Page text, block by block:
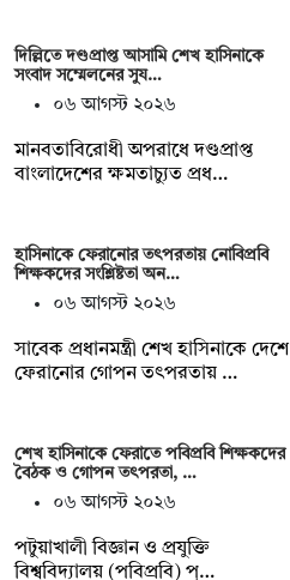
দিল্লিতে দণ্ডপ্রাপ্ত আসামি শেখ হাসিনাকে
সংবাদ সম্মেলনের সুয…
০৬ আগস্ট ২০২৬
মানবতাবিরোধী অপরাধে দণ্ডপ্রাপ্ত
বাংলাদেশের ক্ষমতাচ্যুত প্রধ…
হাসিনাকে ফেরানোর তৎপরতায় নোবিপ্রবি
শিক্ষকদের সংশ্লিষ্টতা অন…
০৬ আগস্ট ২০২৬
সাবেক প্রধানমন্ত্রী শেখ হাসিনাকে দেশে
ফেরানোর গোপন তৎপরতায় …
শেখ হাসিনাকে ফেরাতে পবিপ্রবি শিক্ষকদের
বৈঠক ও গোপন তৎপরতা, …
০৬ আগস্ট ২০২৬
পটুয়াখালী বিজ্ঞান ও প্রযুক্তি
বিশ্ববিদ্যালয় (পবিপ্রবি) প্…